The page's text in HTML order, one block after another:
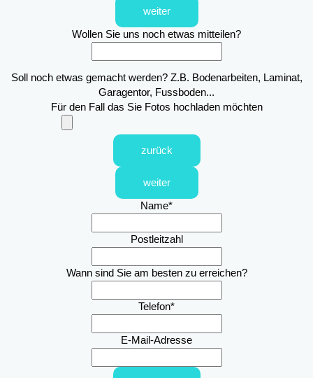
weiter
Wollen Sie uns noch etwas mitteilen?
Soll noch etwas gemacht werden? Z.B. Bodenarbeiten, Laminat,
Garagentor, Fussboden...
Für den Fall das Sie Fotos hochladen möchten
zurück
weiter
Name*
Postleitzahl
Wann sind Sie am besten zu erreichen?
Telefon*
E-Mail-Adresse